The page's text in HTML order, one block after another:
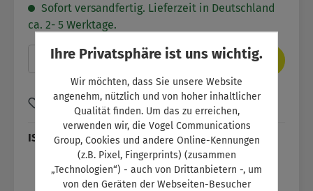
Sofort versandfertig. Lieferzeit in Deutschland
ca. 2- 5 Werktage.
Produkt Anzahl: Gib den gewünschten
In den Warenkorb
Zum Merkzettel hinzufügen
ISBN: SW11183
Ihre Privatsphäre ist uns wichtig.
Wir möchten, dass Sie unsere Website
angenehm, nützlich und von hoher inhaltlicher
Qualität finden. Um das zu erreichen,
verwenden wir, die Vogel Communications
Group, Cookies und andere Online-Kennungen
(z.B. Pixel, Fingerprints) (zusammen
„Technologien“) - auch von Drittanbietern -, um
von den Geräten der Webseiten-Besucher